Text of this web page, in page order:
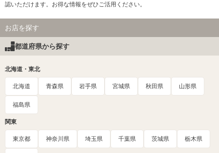
認いただけます。お得な情報をぜひご活用ください。
お店を探す
都道府県から探す
北海道・東北
北海道 青森県 岩手県 宮城県 秋田県 山形県
福島県
関東
東京都 神奈川県 埼玉県 千葉県 茨城県 栃木県